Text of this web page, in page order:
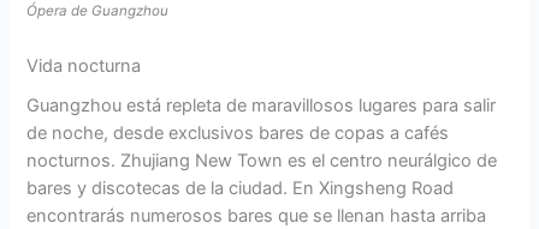
Ópera de Guangzhou
Vida nocturna
Guangzhou está repleta de maravillosos lugares para salir
de noche, desde exclusivos bares de copas a cafés
nocturnos. Zhujiang New Town es el centro neurálgico de
bares y discotecas de la ciudad. En Xingsheng Road
encontrarás numerosos bares que se llenan hasta arriba